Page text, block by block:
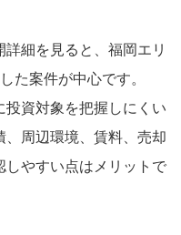
細を見ると、福岡エリ
た案件が中心です。
投資対象を把握しにくい
周辺環境、賃料、売却
しやすい点はメリットで